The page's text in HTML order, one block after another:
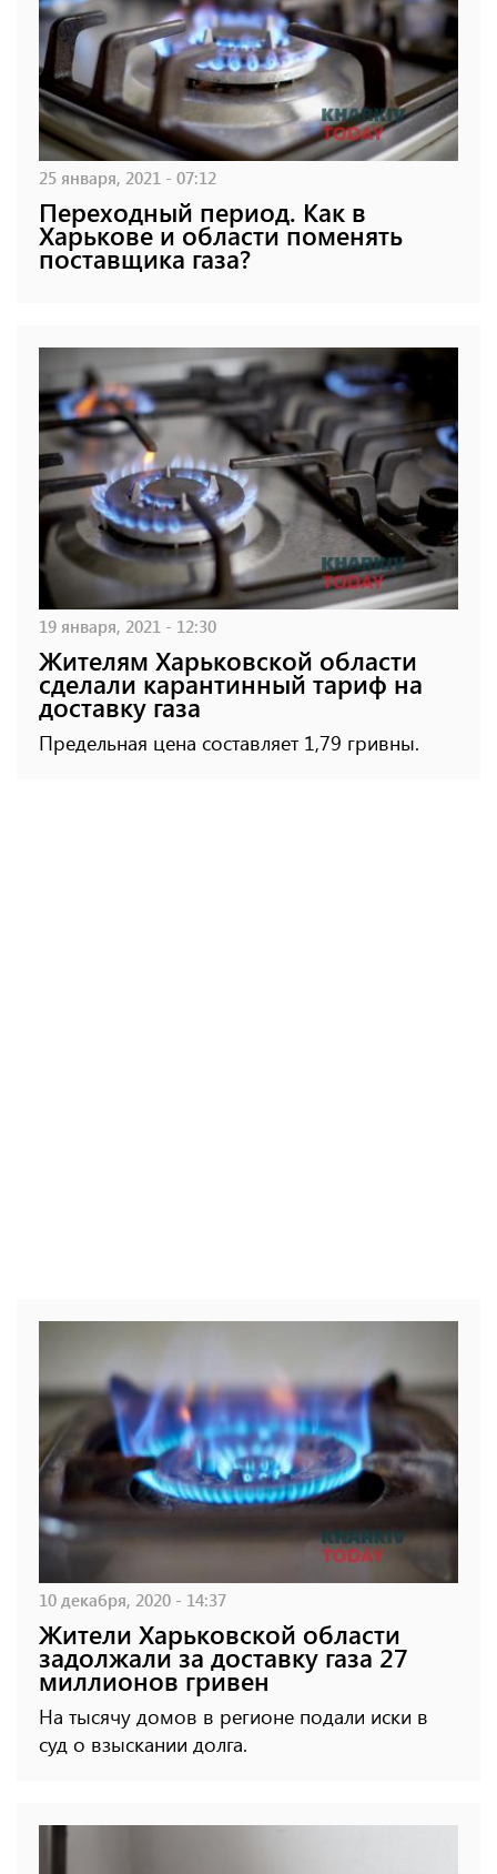
25 января, 2021 - 07:12
Переходный период. Как в
Харькове и области поменять
поставщика газа?
19 января, 2021 - 12:30
Жителям Харьковской области
сделали карантинный тариф на
доставку газа
Предельная цена составляет 1,79 гривны.
10 декабря, 2020 - 14:37
Жители Харьковской области
задолжали за доставку газа 27
миллионов гривен
На тысячу домов в регионе подали иски в
суд о взыскании долга.